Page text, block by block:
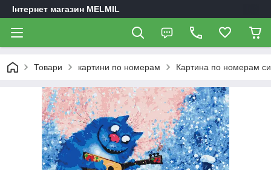
Інтернет магазин MELMIL
Товари картини по номерам Картина по номерам